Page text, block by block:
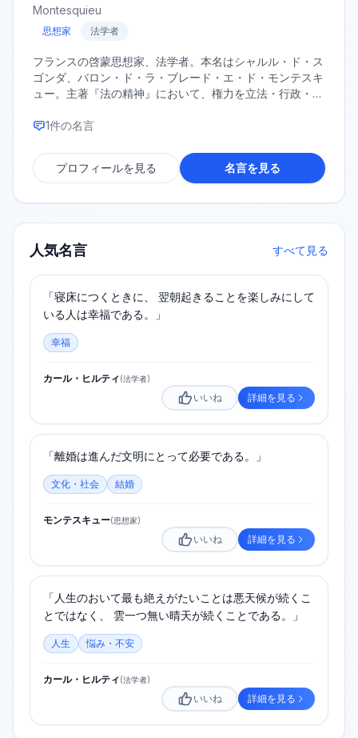
Montesquieu
思想家 法学者
フランスの啓蒙思想家、法学者。本名はシャルル・ド・ス
ゴンダ、バロン・ド・ラ・ブレード・エ・ド・モンテスキ
ュー。主著『法の精神』において、権力を立法・行政・司
大な影響を与えた。
1件の名言
プロフィールを見る 名言を見る
人気名言 すべて見る
「寝床につくときに、 翌朝起きることを楽しみにして
いる人は幸福である。」
幸福
カール・ヒルティ (法学者)
いいね 詳細を見る
「離婚は進んだ文明にとって必要である。」
文化・社会 結婚
モンテスキュー(思想家)
いいね 詳細を見る
「人生のおいて最も絶えがたいことは悪天候が続くこ
とではなく、 雲一つ無い晴天が続くことである。」
人生 悩み・不安
カール・ヒルティ (法学者)
いいね 詳細を見る